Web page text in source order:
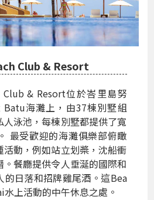
Club & Resort
Club & Resort位於峇里島努
海灘上，由37棟別墅組
泳池，每棟別墅都提供了寬
最受歡迎的海灘俱樂部俯瞰
動，例如站立划槳，沈船衝
餐廳提供令人垂涎的國際和
的日落和招牌雞尾酒。這Bea
上活動的中午休息之處。